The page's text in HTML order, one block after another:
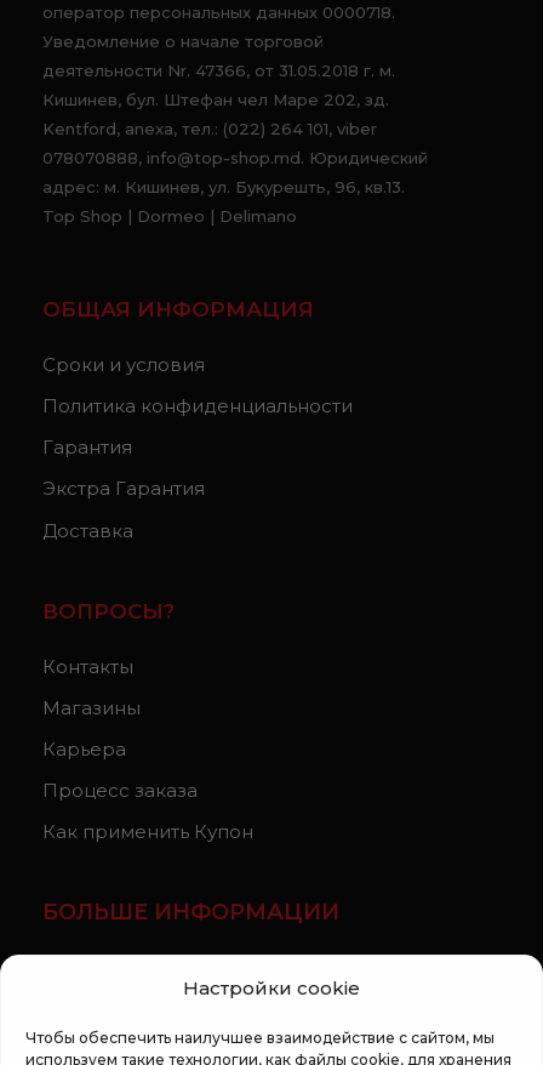
Настройки cookie
Чтобы обеспечить наилучшее взаимодействие с сайтом, мы
используем такие технологии, как файлы cookie, для хранения
оператор персональных данных 0000718.
Уведомление о начале торговой
деятельности Nr. 47366, от 31.05.2018 г. м.
Кишинев, бул. Штефан чел Маре 202, зд.
Kentford, anexa, тел.: (022) 264 101, viber
078070888, info@top-shop.md. Юридический
адрес: м. Кишинев, ул. Букурешть, 96, кв.13.
Top Shop | Dormeo | Delimano
ОБЩАЯ ИНФОРМАЦИЯ
Сроки и условия
Политика конфиденциальности
Гарантия
Экстра Гарантия
Доставка
ВОПРОСЫ?
Контакты
Магазины
Карьера
Процесс заказа
Как применить Купон
БОЛЬШЕ ИНФОРМАЦИИ
Регламент кампании «100 zile pana la vis»